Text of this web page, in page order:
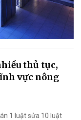
thủ tục,
vực nông
1 luật sửa 10 luật